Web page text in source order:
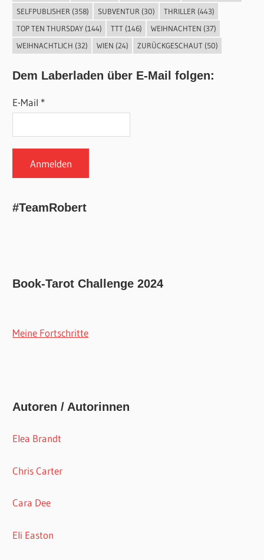
SELFPUBLISHER (358) SUBVENTUR (30) THRILLER (443)
TOP TEN THURSDAY(144) TTT(146) WEIHNACHTEN (37)
WEIHNACHTLICH (32) WIEN (24) ZURÜCKGESCHAUT(50)
Dem Laberladen über E-Mail folgen:
E-Mail *
#TeamRobert
Book-Tarot Challenge 2024
Meine Fortschritte
Autoren / Autorinnen
Elea Brandt
Chris Carter
Cara Dee
Eli Easton